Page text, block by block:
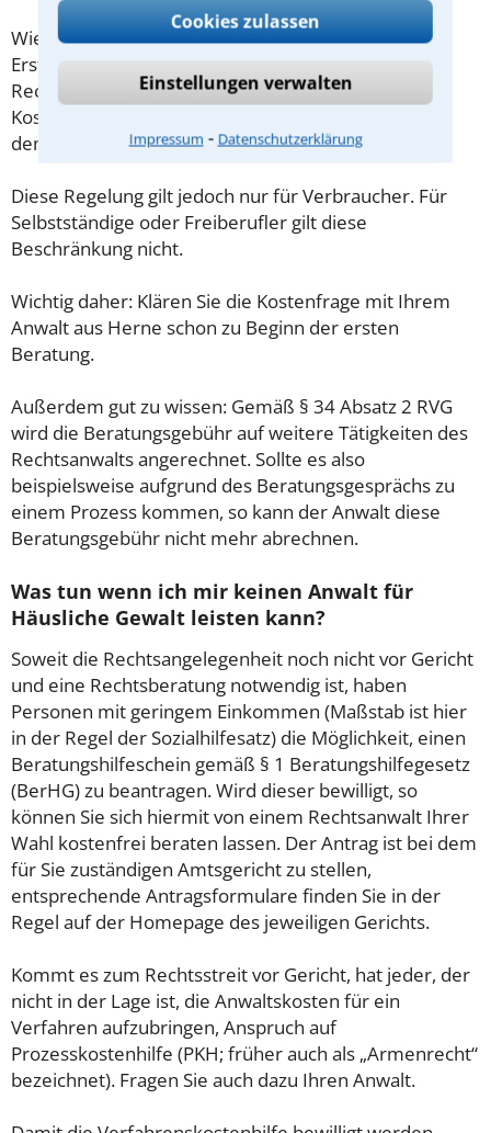
Cookies zulassen
Einstellungen verwalten
Impressum ⁃ Datenschutzerklärung
Wieviel ein Rechtsanwalt in Herne für eine
Erstberatung verlangen darf, ist in §34 des
Rechtsanwaltsvergütungsgesetz (RVG) geregelt. Die
Kosten für das erste Beratungsgespräch betragen
demnach maximal 190,00 € zzgl. MwSt.
Diese Regelung gilt jedoch nur für Verbraucher. Für
Selbstständige oder Freiberufler gilt diese
Beschränkung nicht.
Wichtig daher: Klären Sie die Kostenfrage mit Ihrem
Anwalt aus Herne schon zu Beginn der ersten
Beratung.
Außerdem gut zu wissen: Gemäß § 34 Absatz 2 RVG
wird die Beratungsgebühr auf weitere Tätigkeiten des
Rechtsanwalts angerechnet. Sollte es also
beispielsweise aufgrund des Beratungsgesprächs zu
einem Prozess kommen, so kann der Anwalt diese
Beratungsgebühr nicht mehr abrechnen.
Was tun wenn ich mir keinen Anwalt für
Häusliche Gewalt leisten kann?
Soweit die Rechtsangelegenheit noch nicht vor Gericht
und eine Rechtsberatung notwendig ist, haben
Personen mit geringem Einkommen (Maßstab ist hier
in der Regel der Sozialhilfesatz) die Möglichkeit, einen
Beratungshilfeschein gemäß § 1 Beratungshilfegesetz
(BerHG) zu beantragen. Wird dieser bewilligt, so
können Sie sich hiermit von einem Rechtsanwalt Ihrer
Wahl kostenfrei beraten lassen. Der Antrag ist bei dem
für Sie zuständigen Amtsgericht zu stellen,
entsprechende Antragsformulare finden Sie in der
Regel auf der Homepage des jeweiligen Gerichts.
Kommt es zum Rechtsstreit vor Gericht, hat jeder, der
nicht in der Lage ist, die Anwaltskosten für ein
Verfahren aufzubringen, Anspruch auf
Prozesskostenhilfe (PKH; früher auch als „Armenrecht“
bezeichnet). Fragen Sie auch dazu Ihren Anwalt.